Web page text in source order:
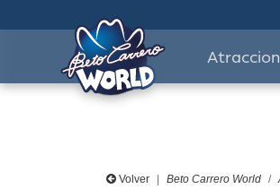
Volver Beto Carrero World